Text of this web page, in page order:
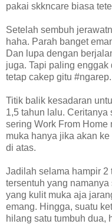
pakai skkncare biasa
Setelah sembuh
haha. Parah banget
Dan lupa dengan
juga. Tapi paling
tetap cakep gitu #ngarep.
Titik balik kesadaran
1,5 tahun lalu.
sering Work From
muka hanya jika akan
di atas.
Jadilah selama hampir 2
tersentuh yang
yang kulit muka aja
emang. Hingga, suatu
hilang satu tumbuh dua,